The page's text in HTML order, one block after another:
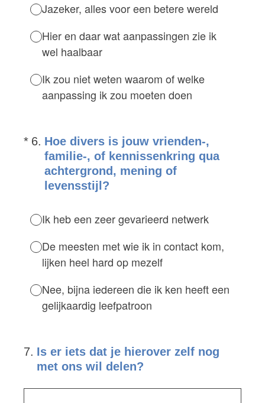
Jazeker, alles voor een betere wereld
Hier en daar wat aanpassingen zie ik
wel haalbaar
Ik zou niet weten waarom of welke
aanpassing ik zou moeten doen
* 6. Hoe divers is jouw vrienden-,
familie-, of kennissenkring qua
achtergrond, mening of
levensstijl?
(Vereist.)
Ik heb een zeer gevarieerd netwerk
De meesten met wie ik in contact kom,
lijken heel hard op mezelf
Nee, bijna iedereen die ik ken heeft een
gelijkaardig leefpatroon
7. Is er iets dat je hierover zelf nog
met ons wil delen?